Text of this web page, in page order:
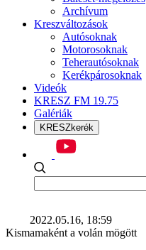
Archívum
Kreszváltozások
Autósoknak
Motorosoknak
Teherautósoknak
Kerékpárosoknak
Videók
KRESZ FM 19.75
Galériák
KRESZkerék
2022.05.16, 18:59
Kismamaként a volán mögött